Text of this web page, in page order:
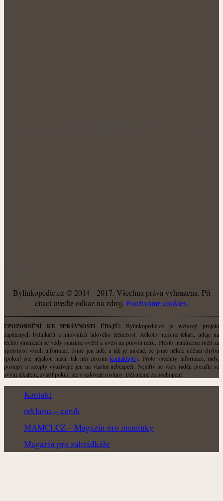
Bylinkopedie.cz © 2014 - 2017. Všechna práva vyhrazena. Při
citaci uveďte odkaz na zdroj. Použiváme cookies.
UPOZORNĚNÍ KE SPRÁVNOSTI ÚDAJŮ: Bylinkopedie.cz je webový projekt
zapálených bylinkářů a milovníků lidového léčitelství. Ačkoliv nejsme lékaři, údaje na
těchto stránkách se vždy snažíme ověřit a uvést na pravou míru. Přesto nemůžeme ručit za
správnost všech informací. Jsme jen lidé, a tak je možné, že jsme někde udělali chybu
(pokud jste nějakou našli, tak nás prosímkontaktujte). Proto všechny informace, rady,
postupy a recepty využívejte jen na vlastní nebezpečí. Nejdřív se vždy raději poraďte se
svým lékařem, zvlášť pokud jde o jedovaté rostliny. Děkujeme za pochopení!
Kontakt
reklama – ceník
MAMCI.CZ – Magazín pro maminky
Magazín pro zahrádkáře